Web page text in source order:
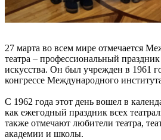
27 марта во всем мире отмечается
театра – профессиональный праздник
искусства. Он был учрежден в 1961
конгрессе Международного
С 1962 года этот день вошел в
как ежегодный праздник всех
также отмечают любители театра,
академии и школы.